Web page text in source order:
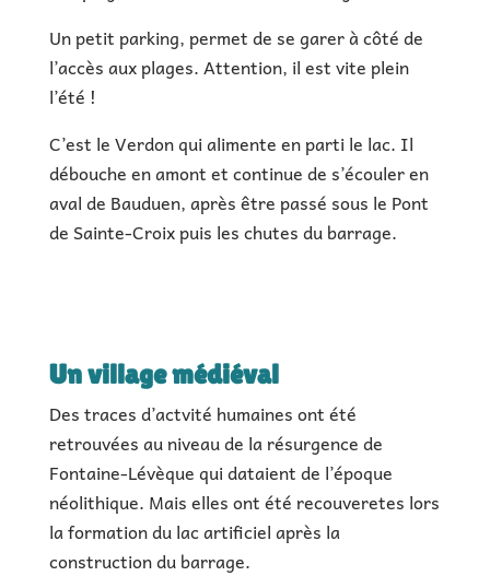
Un petit parking, permet de se garer à côté de
l’accès aux plages. Attention, il est vite plein
l’été !
C’est le Verdon qui alimente en parti le lac. Il
débouche en amont et continue de s’écouler en
aval de Bauduen, après être passé sous le Pont
de Sainte-Croix puis les chutes du barrage.
Un village médiéval
Des traces d’actvité humaines ont été
retrouvées au niveau de la résurgence de
Fontaine-Lévèque qui dataient de l’époque
néolithique. Mais elles ont été recouveretes lors
la formation du lac artificiel après la
construction du barrage.